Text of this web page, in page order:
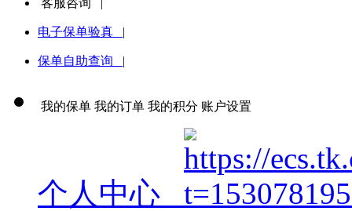
客服咨询 |
电子保单验真 |
保单自助查询 |
我的保单 我的订单 我的积分 账户设置
个人中心